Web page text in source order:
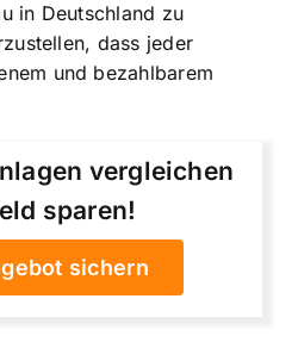
in Deutschland zu
dass jeder
und bezahlbarem
vergleichen
sparen!
sichern